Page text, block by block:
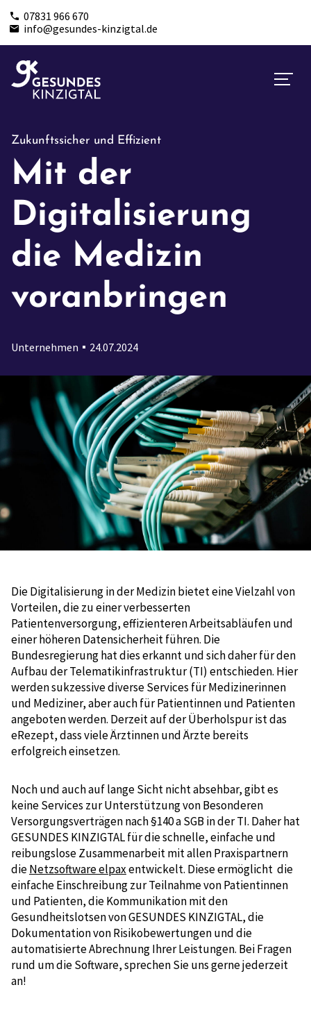
07831 966 670
info@gesundes-kinzigtal.de
Zukunftssicher und Effizient
Mit der
Digitalisierung
die Medizin
voranbringen
Unternehmen 24.07.2024
Die Digitalisierung in der Medizin bietet eine Vielzahl von
Vorteilen, die zu einer verbesserten
Patientenversorgung, effizienteren Arbeitsabläufen und
einer höheren Datensicherheit führen. Die
Bundesregierung hat dies erkannt und sich daher für den
Aufbau der Telematikinfrastruktur (TI) entschieden. Hier
werden sukzessive diverse Services für Medizinerinnen
und Mediziner, aber auch für Patientinnen und Patienten
angeboten werden. Derzeit auf der Überholspur ist das
eRezept, dass viele Ärztinnen und Ärzte bereits
erfolgreich einsetzen.
Noch und auch auf lange Sicht nicht absehbar, gibt es
keine Services zur Unterstützung von Besonderen
Versorgungsverträgen nach §140 a SGB in der TI. Daher hat
GESUNDES KINZIGTAL für die schnelle, einfache und
reibungslose Zusammenarbeit mit allen Praxispartnern
dieNetzsoftware elpaxentwickelt. Diese ermöglicht die
einfache Einschreibung zur Teilnahme von Patientinnen
und Patienten, die Kommunikation mit den
Gesundheitslotsen von GESUNDES KINZIGTAL, die
Dokumentation von Risikobewertungen und die
automatisierte Abrechnung Ihrer Leistungen. Bei Fragen
rund um die Software, sprechen Sie uns gerne jederzeit
an!